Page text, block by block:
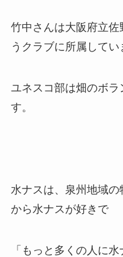
竹中さんは大阪府立
うクラブに所属してい
ユネスコ部は畑のボラ
す。
水ナスは、泉州地域
から水ナスが好きで
「もっと多くの人に